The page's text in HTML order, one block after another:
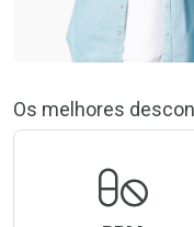
Os melhores